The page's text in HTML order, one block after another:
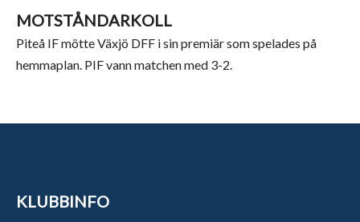
MOTSTÅNDARKOLL
Piteå IF mötte Växjö DFF i sin premiär som spelades på
hemmaplan. PIF vann matchen med 3-2.
KLUBBINFO